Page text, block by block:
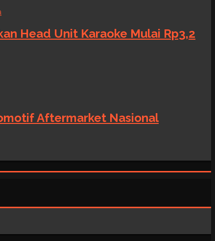
Head Unit Karaoke Mulai Rp3,2
Aftermarket Nasional